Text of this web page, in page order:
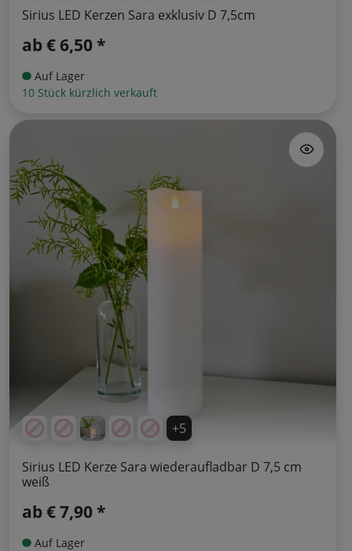
Sirius LED Kerzen Sara exklusiv D 7,5cm
ab€ 6,50 *
Auf Lager
10 Stück kürzlich verkauft
+5
Sirius LED Kerze Sara wiederaufladbar D 7,5 cm
weiß
ab€ 7,90 *
Auf Lager